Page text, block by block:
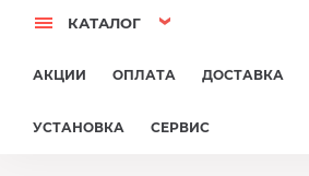
КАТАЛОГ
АКЦИИ ОПЛАТА ДОСТАВКА
УСТАНОВКА СЕРВИС